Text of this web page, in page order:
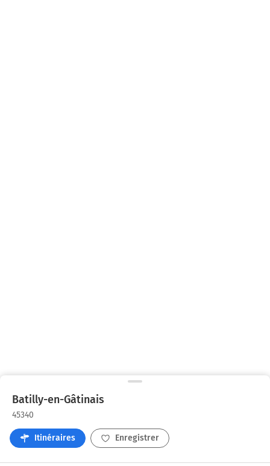
Batilly-en-Gâtinais
45340
Itinéraires Enregistrer